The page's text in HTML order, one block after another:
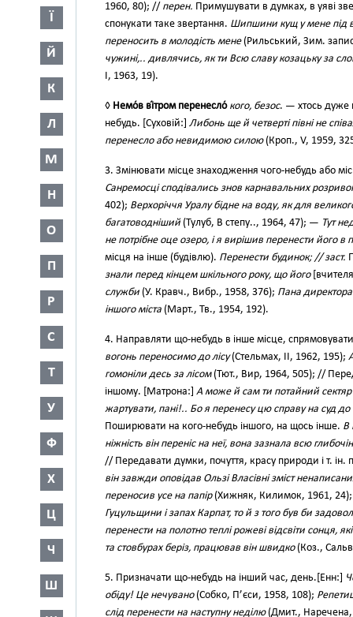
Ї
Й
К
Л
М
Н
О
П
Р
С
Т
У
Ф
Х
Ц
Ч
Ш
1960, 80); // перен. Примушувати в думках, в уяві
спонукати таке звертання. Шипшини кущ у мене під
переносить в молодість мене(Рильський, Зим.
чужині,.. дивлячись, як ти Всю славу козацьку за
І, 1963, 19).
◊ Немо́в ві́тром перенесло́ кого, безос. — хтось дуже
небудь. [Суховій:] Либонь ще й четверті півні не
перенесло або невидимою силою(Кроп., V, 1959,
3. Змінювати місце знаходження чого-небудь або
Санремосці сподівались знов карнавальних
402); Верхоріччя Уралу бідне на воду, як для
багатоводніший (Тулуб, В степу.., 1964, 47); — Тут
не потрібне оце озеро, і я вирішив перенести його в
місця на інше (будівлю). Перенести будинок; // заст.
знали перед кінцем шкільного року, що його
служби (У. Кравч., Вибр., 1958, 376); Пана
іншого міста (Март., Тв., 1954, 192).
4. Направляти що-небудь в інше місце,
вогонь переносимо до лісу(Стельмах, II, 1962, 195);
гомоніли десь за лісом(Тют., Вир, 1964, 505); //
іншому. [Матрона:] А може й сам ти потайний сектяр
жартувати, пані!.. Бо я перенесу цю справу на суд
Поширювати на кого-небудь іншого, на щось інше. В
ніжність він переніс на неї, вона зазнала всю
// Передавати думки, почуття, красу природи і т.
він завжди оповідав Ользі Власівні зміст
переносив усе на папір(Хижняк, Килимок, 1961,
Гуцульщини і запах Карпат, то й з того був би
перенести на полотно теплі рожеві відсвіти сонця,
та стовбурах беріз, працював він швидко(Коз.,
5. Призначати що-небудь на інший час, день.[Енн:]
обіду! Це нечувано(Собко, П’єси, 1958, 108);
слід перенести на наступну неділю(Дмит.,